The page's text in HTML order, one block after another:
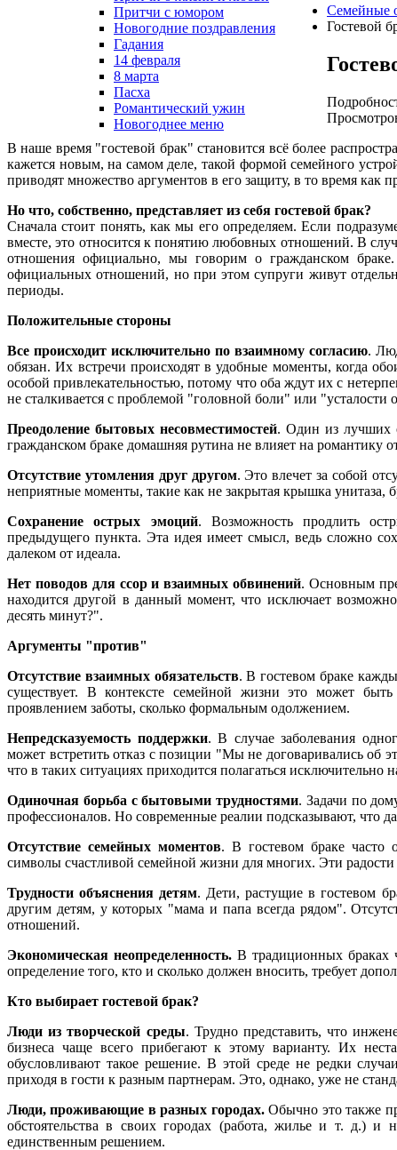
Притчи с юмором
Новогодние поздравления
Гадания
14 февраля
8 марта
Пасха
Романтический ужин
Новогоднее меню
Семейные
Гостевой
В наше время "гостевой брак" становится всё более
кажется новым, на самом деле, такой формой семейного
приводят множество аргументов в его защиту, в то время как
Но что, собственно, представляет из себя гостевой брак?
Сначала стоит понять, как мы его определяем. Если
вместе, это относится к понятию любовных отношений. В
отношения официально, мы говорим о гражданском
официальных отношений, но при этом супруги живут
периоды.
Положительные стороны
Все происходит исключительно по взаимному согласию.
обязан. Их встречи происходят в удобные моменты, когда
особой привлекательностью, потому что оба ждут их с
не сталкивается с проблемой "головной боли" или "усталости
Преодоление бытовых несовместимостей. Один из лучших
гражданском браке домашняя рутина не влияет на романтику
Отсутствие утомления друг другом. Это влечет за собой
неприятные моменты, такие как не закрытая крышка унитаза,
Сохранение острых эмоций. Возможность продлить
предыдущего пункта. Эта идея имеет смысл, ведь сложно
далеком от идеала.
Нет поводов для ссор и взаимных обвинений. Основным
находится другой в данный момент, что исключает
десять минут?".
Аргументы "против"
Отсутствие взаимных обязательств. В гостевом браке
существует. В контексте семейной жизни это может
проявлением заботы, сколько формальным одолжением.
Непредсказуемость поддержки. В случае заболевания
может встретить отказ с позиции "Мы не договаривались об
что в таких ситуациях приходится полагаться исключительно
Одиночная борьба с бытовыми трудностями. Задачи по
профессионалов. Но современные реалии подсказывают, что
Отсутствие семейных моментов. В гостевом браке часто
символы счастливой семейной жизни для многих. Эти
Трудности объяснения детям. Дети, растущие в гостевом
другим детям, у которых "мама и папа всегда рядом".
отношений.
Экономическая неопределенность.В традиционных браках
определение того, кто и сколько должен вносить, требует
Кто выбирает гостевой брак?
Люди из творческой среды. Трудно представить, что
бизнеса чаще всего прибегают к этому варианту. Их
обусловливают такое решение. В этой среде не редки
приходя в гости к разным партнерам. Это, однако, уже не
Люди, проживающие в разных городах.Обычно это также
обстоятельства в своих городах (работа, жилье и т. д.) и
единственным решением.